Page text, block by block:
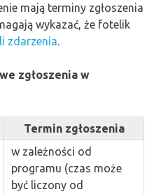
mają terminy zgłoszenia
wykazać, że fotelik
zdarzenia.
zgłoszenia w
Termin zgłoszenia
w zależności od
programu (czas może
być liczony od